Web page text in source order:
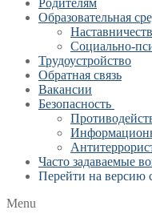
Образовательная
Социально-
Трудоустройство
Обратная связь
Вакансии
Безопасность
Часто задаваемые
Перейти на версию
Menu